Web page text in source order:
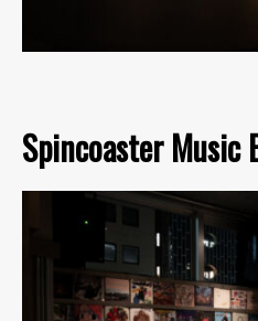
Spincoaster Music